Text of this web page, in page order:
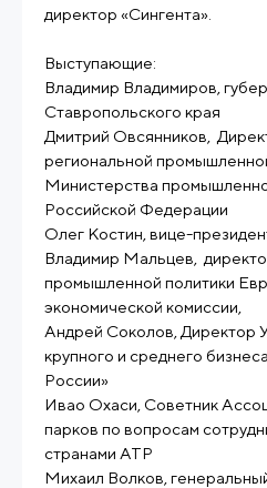
директор «Сингента».
Выступающие:
Владимир Владимиров,
Ставропольского края
Дмитрий Овсянников,
региональной
Министерства
Российской Федерации
Олег Костин, вице-
Владимир Мальцев,
промышленной политики
экономической комиссии,
Андрей Соколов, Директор
крупного и среднего
России»
Ивао Охаси, Советник
парков по вопросам
странами АТР
Михаил Волков,